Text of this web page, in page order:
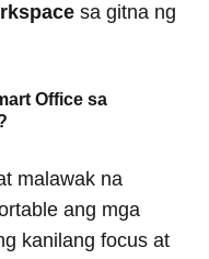
sa gitna ng
Office sa
malawak na
ang mga
kanilang focus at